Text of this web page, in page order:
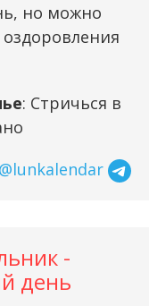
но можно
: Стричься в
@lunkalendar
-
день